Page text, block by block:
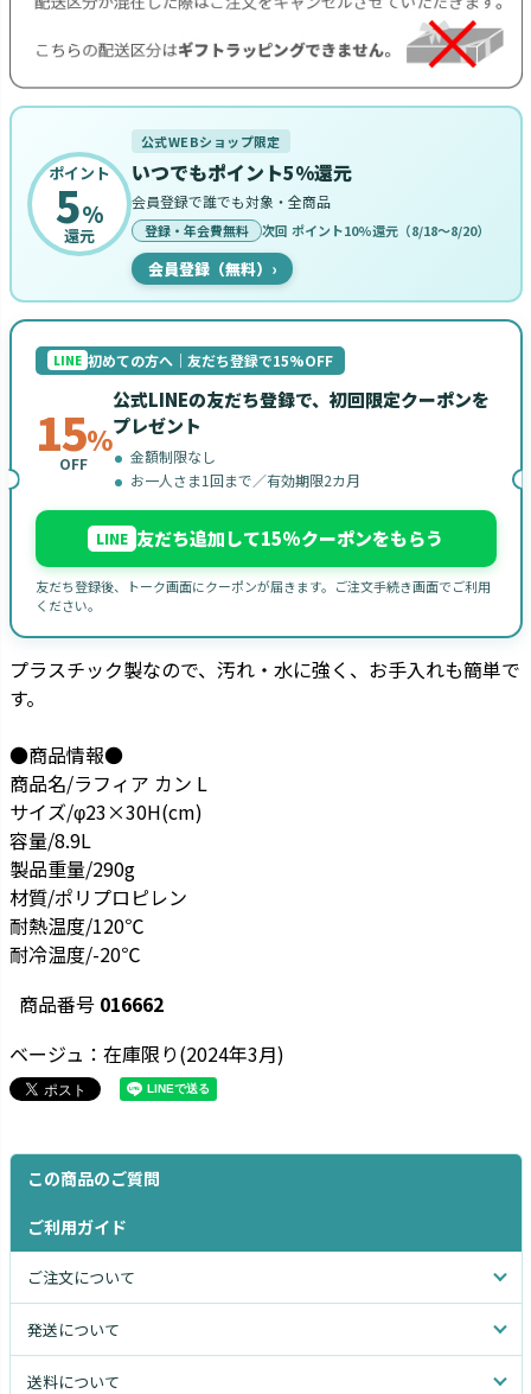
ポイント
5%
還元
公式WEBショップ限定
いつでもポイント5%還元
会員登録で誰でも対象・全商品
登録・年会費無料 次回 ポイント10%還元（8/18〜8/20）
会員登録（無料） ›
LINE 初めての方へ｜友だち登録で15%OFF
15%
OFF
公式LINEの友だち登録で、初回限定クーポンを
プレゼント
金額制限なし
お一人さま1回まで／有効期限2カ月
LINE 友だち追加して15%クーポンをもらう
友だち登録後、トーク画面にクーポンが届きます。ご注文手続き画面でご利用
ください。
プラスチック製なので、汚れ・水に強く、お手入れも簡単で
す。
●商品情報●
商品名/ラフィア カン L
サイズ/φ23×30H(cm)
容量/8.9L
製品重量/290g
材質/ポリプロピレン
耐熱温度/120℃
耐冷温度/-20℃
商品番号 016662
ベージュ：在庫限り(2024年3月)
この商品のご質問
ご利用ガイド
ご注文について
発送について
送料について